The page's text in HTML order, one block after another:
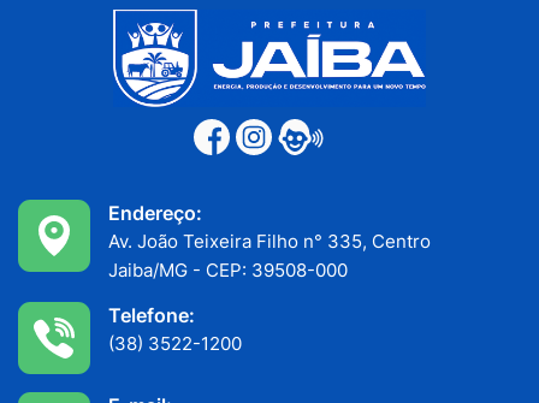
Endereço:
Av. João Teixeira Filho n° 335, Centro
Jaiba/MG - CEP: 39508-000
Telefone:
(38) 3522-1200